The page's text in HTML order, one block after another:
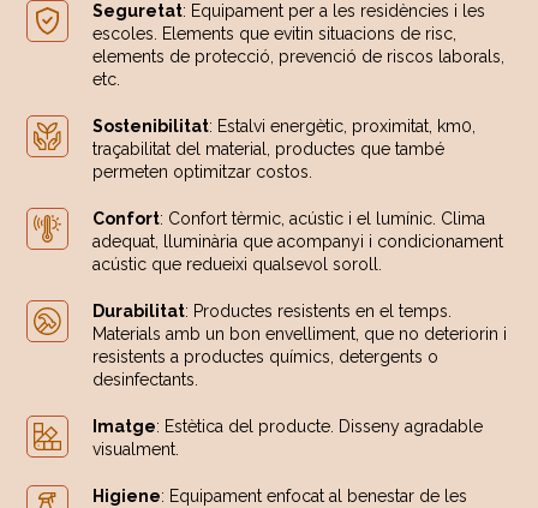
Seguretat: Equipament per a les residències i les
escoles. Elements que evitin situacions de risc,
elements de protecció, prevenció de riscos laborals,
etc.
Sostenibilitat: Estalvi energètic, proximitat, km0,
traçabilitat del material, productes que també
permeten optimitzar costos.
Confort: Confort tèrmic, acústic i el lumínic. Clima
adequat, lluminària que acompanyi i condicionament
acústic que redueixi qualsevol soroll.
Durabilitat: Productes resistents en el temps.
Materials amb un bon envelliment, que no deteriorin i
resistents a productes químics, detergents o
desinfectants.
Imatge: Estètica del producte. Disseny agradable
visualment.
Higiene: Equipament enfocat al benestar de les